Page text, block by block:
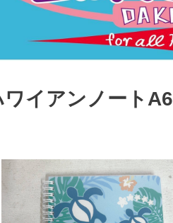
ワイアンノートA6